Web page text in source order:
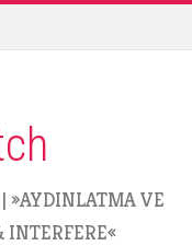
nsuwatch
| »AYDINLATMA VE
INTERFERE«